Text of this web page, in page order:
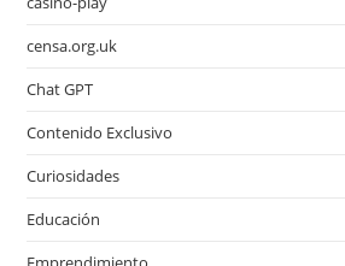
censa.org.uk
Chat GPT
Contenido Exclusivo
Curiosidades
Educación